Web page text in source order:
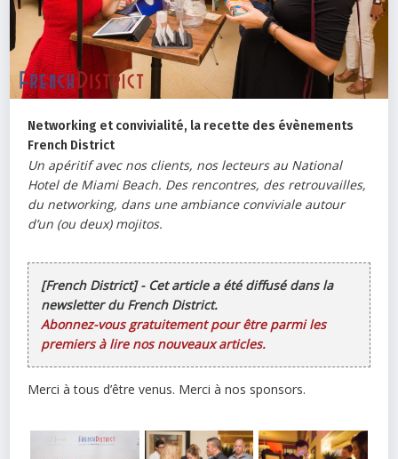
Networking et convivialité, la recette des évènements
French District
Un apéritif avec nos clients, nos lecteurs au National
Hotel de Miami Beach. Des rencontres, des retrouvailles,
du networking, dans une ambiance conviviale autour
d’un (ou deux) mojitos.
[French District] - Cet article a été diffusé dans la
newsletter du French District.
Abonnez-vous gratuitement pour être parmi les
premiers à lire nos nouveaux articles.
Merci à tous d’être venus. Merci à nos sponsors.